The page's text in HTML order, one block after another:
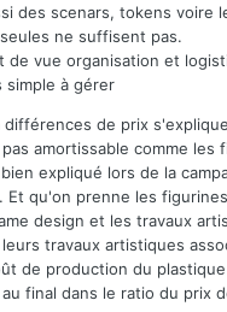
des scenars, tokens voire
ne suffisent pas.
de vue organisation et
simple à gérer
différences de prix
amortissable comme les
expliqué lors de la
Et qu'on prenne les
design et les travaux
travaux artistiques
de production du
final dans le ratio du prix